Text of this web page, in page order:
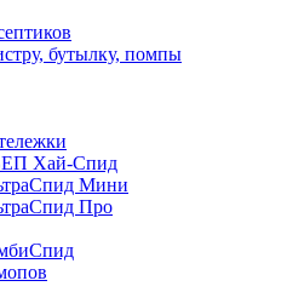
бутылку, помпы
Хай-Спид
Мини
Про